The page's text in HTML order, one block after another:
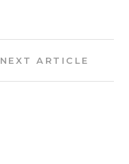
NEXT ARTICLE